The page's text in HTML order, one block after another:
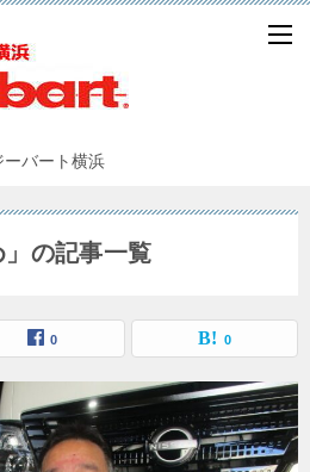
ーバート横浜
」の記事一覧
0 0